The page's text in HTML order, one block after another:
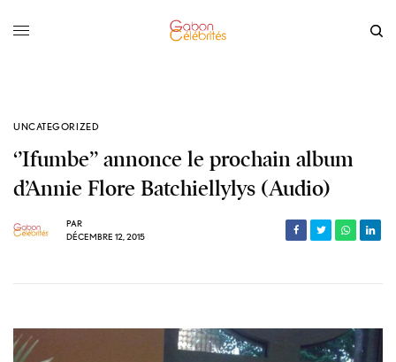
UNCATEGORIZED
‘’Ifumbe’’ annonce le prochain album
d’Annie Flore Batchiellylys (Audio)
PAR
DÉCEMBRE 12, 2015